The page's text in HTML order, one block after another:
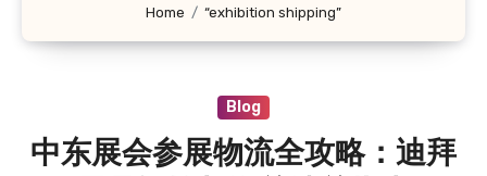
Home “exhibition shipping”
Blog
中东展会参展物流全攻略：迪拜